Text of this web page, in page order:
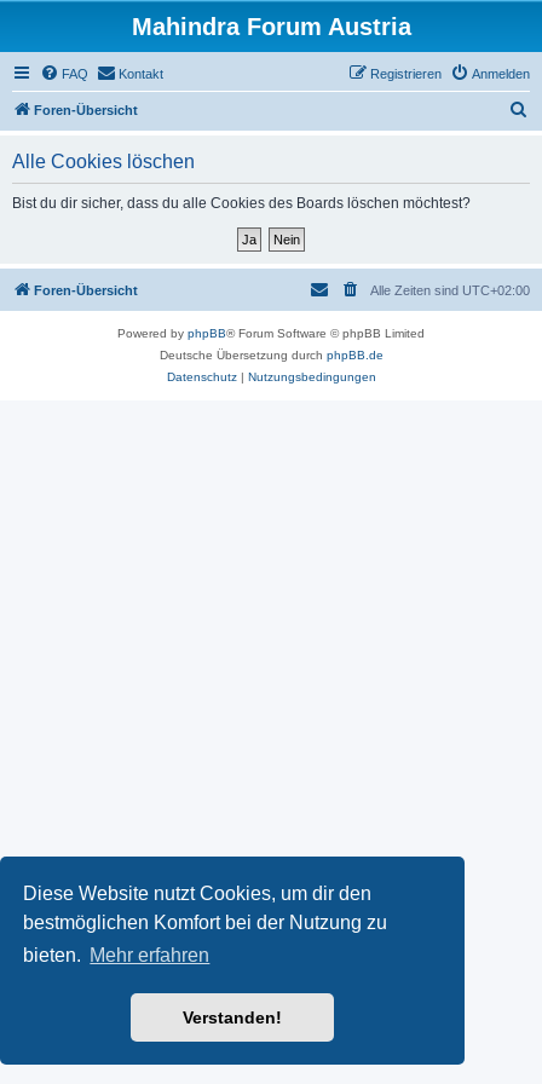
Diese Website nutzt Cookies, um dir den
bestmöglichen Komfort bei der Nutzung zu
bieten. Mehr erfahren
Verstanden!
Mahindra Forum Austria
FAQ Kontakt Anmelden
Registrieren
Foren-Übersicht
Alle Cookies löschen
Bist du dir sicher, dass du alle Cookies des Boards löschen möchtest?
Foren-Übersicht Alle Zeiten sind UTC+02:00
Powered by phpBB® Forum Software © phpBB Limited
Deutsche Übersetzung durch phpBB.de
Datenschutz| Nutzungsbedingungen